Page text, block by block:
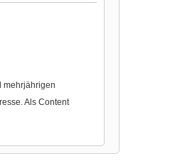
mehrjährigen
Als Content